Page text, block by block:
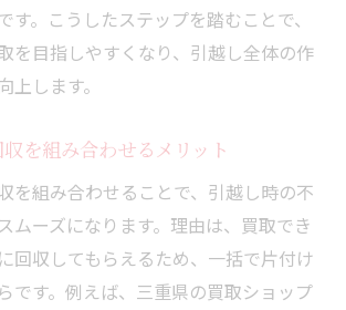
す。こうしたステップを踏むことで、
を目指しやすくなり、引越し全体の作
上します。
を組み合わせるメリット
を組み合わせることで、引越し時の不
ムーズになります。理由は、買取でき
回収してもらえるため、一括で片付け
です。例えば、三重県の買取ショップ